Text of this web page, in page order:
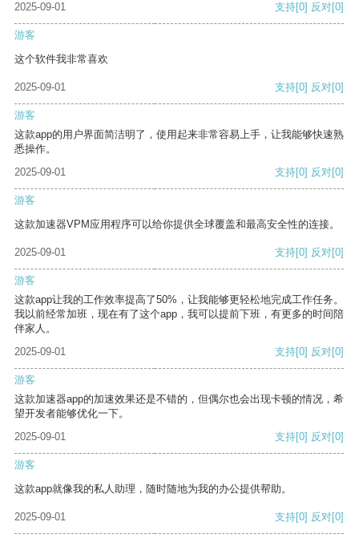
2025-09-01 支持[0] 反对[0]
游客
这个软件我非常喜欢
2025-09-01 支持[0] 反对[0]
游客
这款app的用户界面简洁明了，使用起来非常容易上手，让我能够快速熟
悉操作。
2025-09-01
支持[0] 反对[0]
游客
这款加速器VPM应用程序可以给你提供全球覆盖和最高安全性的连接。
2025-09-01 支持[0] 反对[0]
游客
这款app让我的工作效率提高了50%，让我能够更轻松地完成工作任务。
我以前经常加班，现在有了这个app，我可以提前下班，有更多的时间陪
伴家人。
2025-09-01
支持[0] 反对[0]
游客
这款加速器app的加速效果还是不错的，但偶尔也会出现卡顿的情况，希
望开发者能够优化一下。
2025-09-01
支持[0] 反对[0]
游客
这款app就像我的私人助理，随时随地为我的办公提供帮助。
2025-09-01 支持[0] 反对[0]